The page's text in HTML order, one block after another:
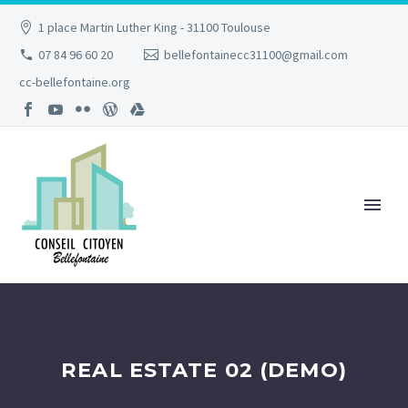
1 place Martin Luther King - 31100 Toulouse
07 84 96 60 20
bellefontainecc31100@gmail.com
cc-bellefontaine.org
REAL ESTATE 02 (DEMO)